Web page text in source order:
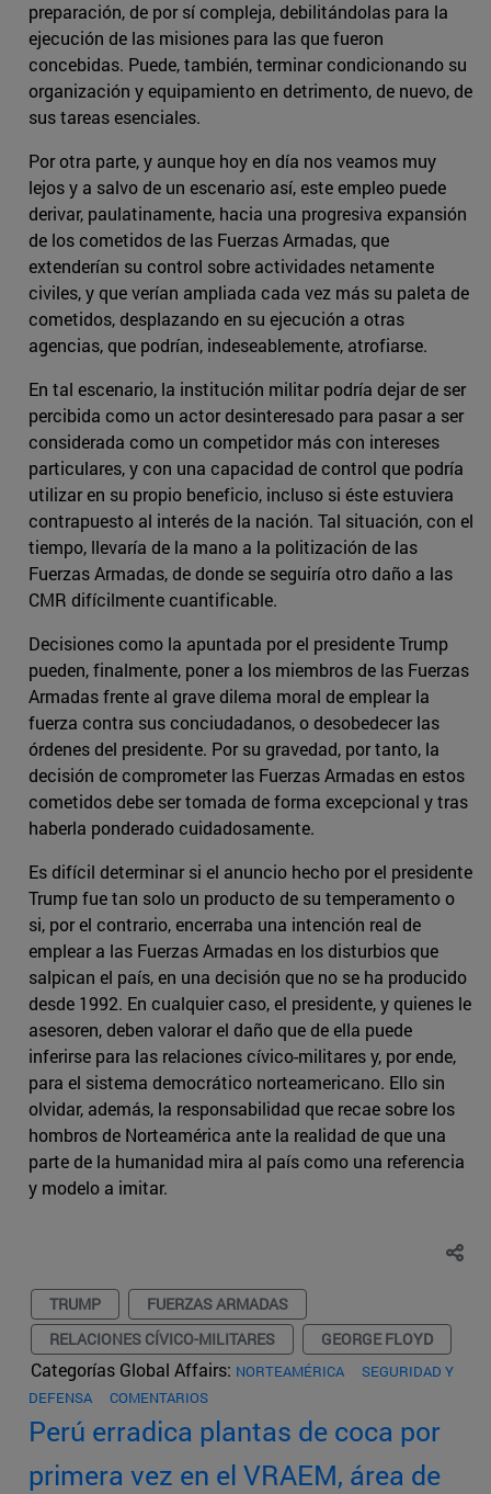
preparación, de por sí compleja, debilitándolas para la
ejecución de las misiones para las que fueron
concebidas. Puede, también, terminar condicionando su
organización y equipamiento en detrimento, de nuevo, de
sus tareas esenciales.
Por otra parte, y aunque hoy en día nos veamos muy
lejos y a salvo de un escenario así, este empleo puede
derivar, paulatinamente, hacia una progresiva expansión
de los cometidos de las Fuerzas Armadas, que
extenderían su control sobre actividades netamente
civiles, y que verían ampliada cada vez más su paleta de
cometidos, desplazando en su ejecución a otras
agencias, que podrían, indeseablemente, atrofiarse.
En tal escenario, la institución militar podría dejar de ser
percibida como un actor desinteresado para pasar a ser
considerada como un competidor más con intereses
particulares, y con una capacidad de control que podría
utilizar en su propio beneficio, incluso si éste estuviera
contrapuesto al interés de la nación. Tal situación, con el
tiempo, llevaría de la mano a la politización de las
Fuerzas Armadas, de donde se seguiría otro daño a las
CMR difícilmente cuantificable.
Decisiones como la apuntada por el presidente Trump
pueden, finalmente, poner a los miembros de las Fuerzas
Armadas frente al grave dilema moral de emplear la
fuerza contra sus conciudadanos, o desobedecer las
órdenes del presidente. Por su gravedad, por tanto, la
decisión de comprometer las Fuerzas Armadas en estos
cometidos debe ser tomada de forma excepcional y tras
haberla ponderado cuidadosamente.
Es difícil determinar si el anuncio hecho por el presidente
Trump fue tan solo un producto de su temperamento o
si, por el contrario, encerraba una intención real de
emplear a las Fuerzas Armadas en los disturbios que
salpican el país, en una decisión que no se ha producido
desde 1992. En cualquier caso, el presidente, y quienes le
asesoren, deben valorar el daño que de ella puede
inferirse para las relaciones cívico-militares y, por ende,
para el sistema democrático norteamericano. Ello sin
olvidar, además, la responsabilidad que recae sobre los
hombros de Norteamérica ante la realidad de que una
parte de la humanidad mira al país como una referencia
y modelo a imitar.
TRUMP
FUERZAS ARMADAS
RELACIONES CÍVICO-MILITARES
GEORGE FLOYD
Categorías Global Affairs: NORTEAMÉRICA
SEGURIDAD Y
DEFENSA
COMENTARIOS
Perú erradica plantas de coca por
primera vez en el VRAEM, área de